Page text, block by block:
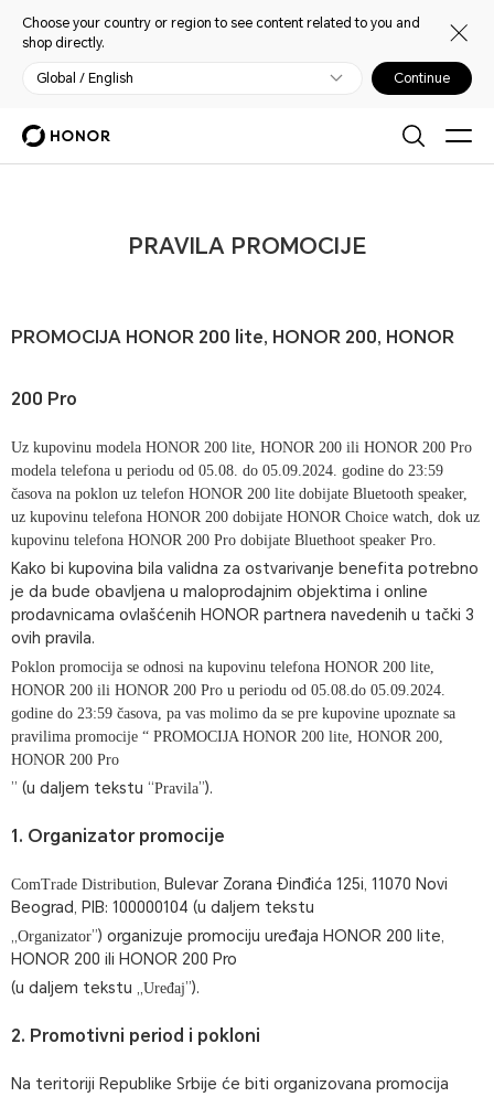
Choose your country or region to see content related to you and
shop directly.
Global / English Continue
PRAVILA PROMOCIJE
PROMOCIJA HONOR 200 lite, HONOR 200, HONOR
200 Pro
Uz kupovinu modela HONOR 200 lite, HONOR 200 ili HONOR 200 Pro
modela telefona u periodu od 05.08. do 05.09.2024. godine do 23:59
časova na poklon uz telefon HONOR 200 lite dobijate Bluetooth speaker,
uz kupovinu telefona HONOR 200 dobijate HONOR Choice watch, dok uz
kupovinu telefona HONOR 200 Pro dobijate Bluethoot speaker Pro.
Kako bi kupovina bila validna za ostvarivanje benefita potrebno
je da bude obavljena u maloprodajnim objektima i online
prodavnicama ovlašćenih HONOR partnera navedenih u tački 3
ovih pravila.
Poklon promocija se odnosi na kupovinu telefona HONOR 200 lite,
HONOR 200 ili HONOR 200 Pro u periodu od 05.08.do 05.09.2024.
godine do 23:59 časova, pa vas molimo da se pre kupovine upoznate sa
pravilima promocije “ PROMOCIJA HONOR 200 lite, HONOR 200,
HONOR 200 Pro
” (u daljem tekstu “Pravila”).
1. Organizator promocije
ComTrade Distribution , Bulevar Zorana Đinđića 125i, 11070 Novi
Beograd, PIB: 100000104 (u daljem tekstu
Organizator”) organizuje promociju uređaja HONOR 200 lite,
HONOR 200 ili HONOR 200 Pro
(u daljem tekstu ,, Uređaj”).
2. Promotivni period i pokloni
Na teritoriji Republike Srbije će biti organizovana promocija